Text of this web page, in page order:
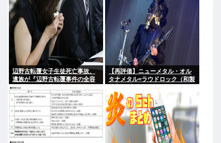
辺野古転覆女子生徒死亡事故、
遺族が『辺野古転覆事件の全容
解明と再発防止を求める会』を
設立
【再評価】ニューメタル・オル
タナメタル=ラウドロック（和製
お前らがキッズの頃好きだった
バンドは何？